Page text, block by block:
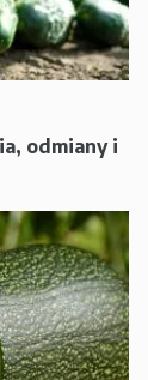
odmiany i